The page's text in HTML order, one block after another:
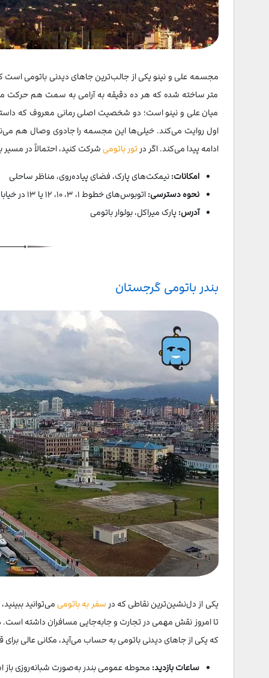
ساعت ستاره شناسی باتومی
میدان اروپا
تله کابین آرگو باتومی
فواره های رقصان باتومی
ساحل باتومی گرجستان
سخن پایانی
مجسمه علی و نینو یکی از جالب‌ترین جاهای دیدنی باتومی است
متر ساخته شده که هر ده دقیقه به آرامی به سمت هم حرکت
میان علی و نینو است؛ دو شخصیت اصلی رمانی معروف که
اول روایت می‌کند. خیلی‌ها این مجسمه را جادوی وصال هم
ادامه پیدا می‌کند. اگر در تور باتومی شرکت کنید، احتمالاً در
امکانات:نیمکت‌های پارک، فضای پیاده‌روی، مناظر ساحلی
نحوه دسترسی:اتوبوس‌های خطوط ۱، ۳، ۱۰، ۱۲ یا ۱۳ در خیابان روستاولی (نزدیک میدان اروپا) توقف دارند
آدرس: پارک میراکل، بولوار باتومی
بندر باتومی گرجستان
یکی از دل‌نشین‌ترین نقاطی که در سفر به باتومی می‌توانید
که یکی از جاهای دیدنی باتومی به حساب می‌آید، مکانی عالی
ساعات بازدید: محوطه عمومی بندر به‌صورت شبانه‌روزی